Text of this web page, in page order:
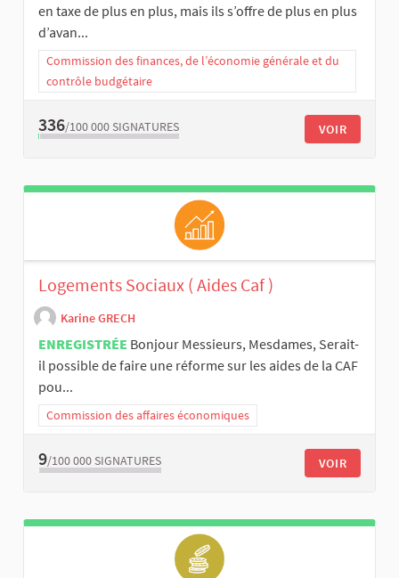
en taxe de plus en plus, mais ils s’offre de plus en plus
d’avan...
Commission des finances, de l’économie générale et du
contrôle budgétaire
336/100 000 SIGNATURES VOIR
Logements Sociaux ( Aides Caf )
Karine GRECH
ENREGISTRÉE Bonjour Messieurs, Mesdames, Serait-
il possible de faire une réforme sur les aides de la CAF
pou...
Commission des affaires économiques
9/100 000 SIGNATURES VOIR